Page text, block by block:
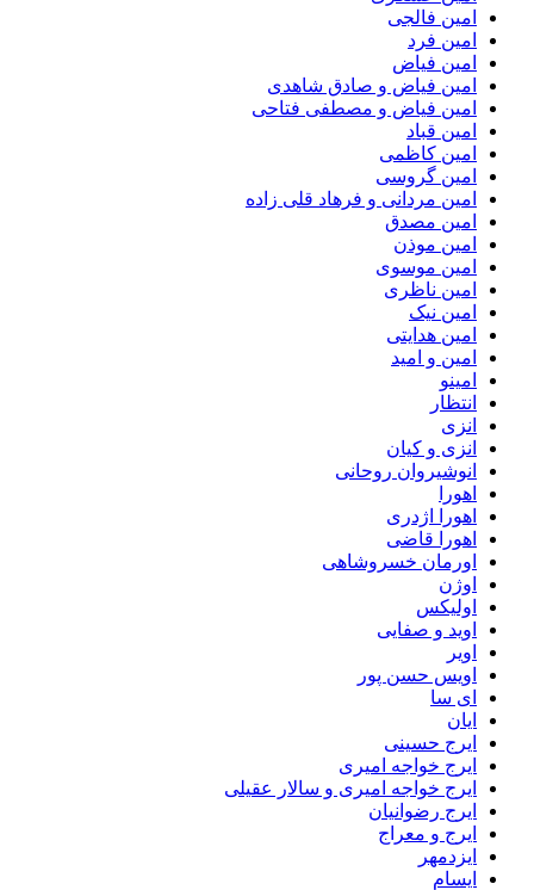
امین فالجی
امین فرد
امین فیاض
امین فیاض و صادق شاهدی
امین فیاض و مصطفی فتاحی
امین قباد
امین کاظمی
امین گروسی
امین مردانی و فرهاد قلی زاده
امین مصدق
امین موذن
امین موسوی
امین ناظری
امین نیک
امین هدایتی
امین و امید
امینو
انتظار
انزی
انزی و کیان
انوشیروان روحانی
اهورا
اهورا اژدری
اهورا قاضی
اورمان خسروشاهی
اوژن
اولیکس
اوید و صفایی
اویر
اویس حسن پور
ای سا
ایان
ایرج حسینی
ایرج خواجه امیری
ایرج خواجه امیری و سالار عقیلی
ایرج رضوانیان
ایرج و معراج
ایزدمهر
ایسام